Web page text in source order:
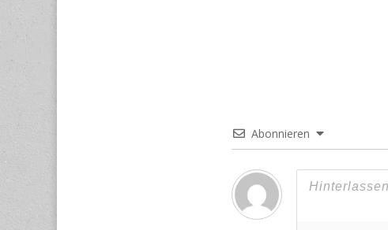
Abonnieren